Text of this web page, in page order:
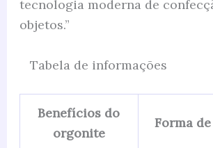
tecnologia moderna de
objetos.”
Tabela de informações
Benefícios do
orgonite
Forma